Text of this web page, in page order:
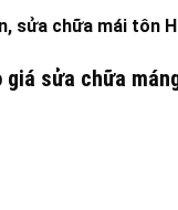
sửa chữa mái tôn
sửa chữa